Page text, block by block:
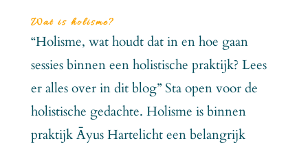
Wat is holisme?
“Holisme, wat houdt dat in en hoe gaan
sessies binnen een holistische praktijk? Lees
er alles over in dit blog” Sta open voor de
holistische gedachte. Holisme is binnen
praktijk Āyus Hartelicht een belangrijk